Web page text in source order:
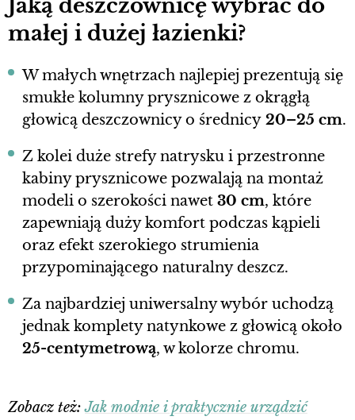
Jaką deszczownicę wybrać do
małej i dużej łazienki?
W małych wnętrzach najlepiej prezentują się
smukłe kolumny prysznicowe z okrągłą
głowicą deszczownicy o średnicy 20–25 cm.
Z kolei duże strefy natrysku i przestronne
kabiny prysznicowe pozwalają na montaż
modeli o szerokości nawet 30 cm, które
zapewniają duży komfort podczas kąpieli
oraz efekt szerokiego strumienia
przypominającego naturalny deszcz.
Za najbardziej uniwersalny wybór uchodzą
jednak komplety natynkowe z głowicą około
25-centymetrową, w kolorze chromu.
Zobacz też:Jak modnie i praktycznie urządzić